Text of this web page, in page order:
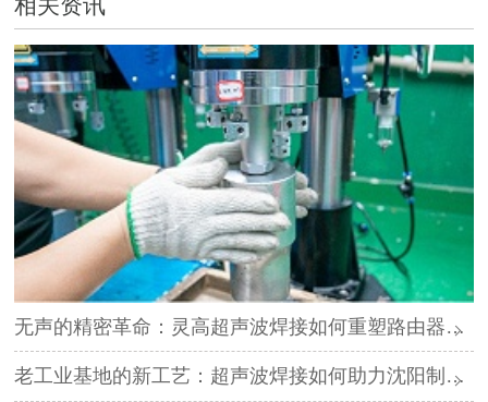
无声的精密革命：灵高超声波焊接如何重塑路由器外壳制造？
老工业基地的新工艺：超声波焊接如何助力沈阳制造转型？